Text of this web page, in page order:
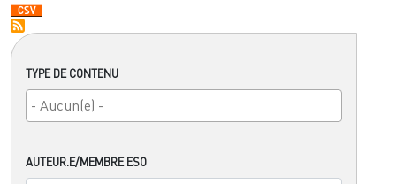
TYPE DE CONTENU
AUTEUR.E/MEMBRE ESO